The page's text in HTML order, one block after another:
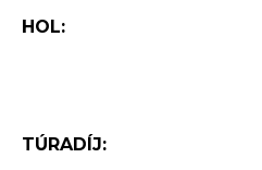
HOL:
TÚRADÍJ: